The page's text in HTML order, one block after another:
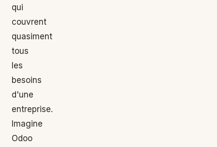
qui
couvrent
quasiment
tous
les
besoins
d'une
entreprise.
Imagine
Odoo